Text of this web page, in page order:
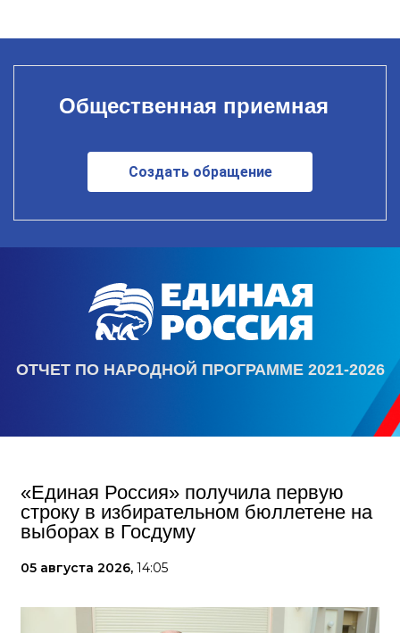
Общественная приемная
Создать обращение
ОТЧЕТ ПО НАРОДНОЙ ПРОГРАММЕ 2021-2026
«Единая Россия» получила первую
строку в избирательном бюллетене на
выборах в Госдуму
05 августа 2026, 14:05